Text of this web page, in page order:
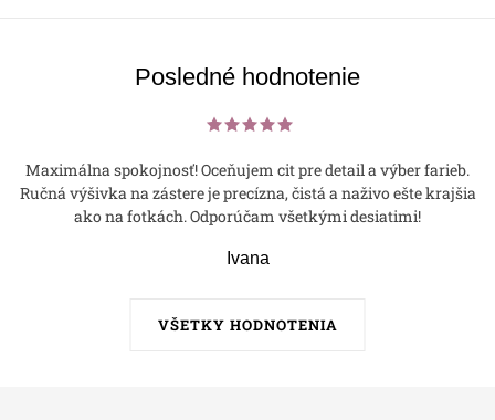
Posledné hodnotenie
VŠETKY HODNOTENIA
Maximálna spokojnosť! Oceňujem cit pre detail a výber farieb.
Ručná výšivka na zástere je precízna, čistá a naživo ešte krajšia
ako na fotkách. Odporúčam všetkými desiatimi!
Ivana